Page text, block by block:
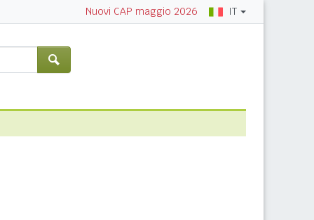
Nuovi CAP maggio 2026 IT